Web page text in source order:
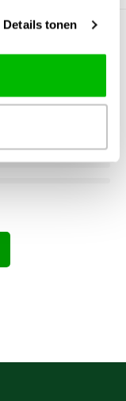
Details tonen